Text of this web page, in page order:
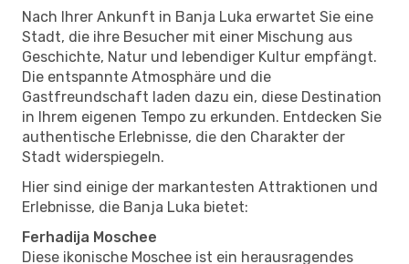
Nach Ihrer Ankunft in Banja Luka erwartet Sie eine
Stadt, die ihre Besucher mit einer Mischung aus
Geschichte, Natur und lebendiger Kultur empfängt.
Die entspannte Atmosphäre und die
Gastfreundschaft laden dazu ein, diese Destination
in Ihrem eigenen Tempo zu erkunden. Entdecken Sie
authentische Erlebnisse, die den Charakter der
Stadt widerspiegeln.
Hier sind einige der markantesten Attraktionen und
Erlebnisse, die Banja Luka bietet:
Ferhadija Moschee
Diese ikonische Moschee ist ein herausragendes